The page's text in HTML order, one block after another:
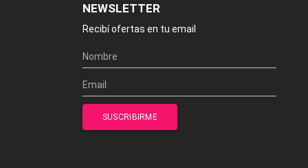
NEWSLETTER
Recibí ofertas en tu email